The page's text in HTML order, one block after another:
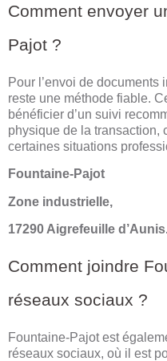
Comment envoyer
Pajot ?
Pour l’envoi de documents
reste une méthode fiable.
bénéficier d’un suivi
physique de la transaction,
certaines situations
Fountaine-Pajot
Zone industrielle,
17290 Aigrefeuille
Comment joindre
réseaux sociaux ?
Fountaine-Pajot est
réseaux sociaux, où il est